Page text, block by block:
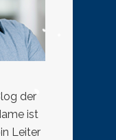
der
ist
Leiter